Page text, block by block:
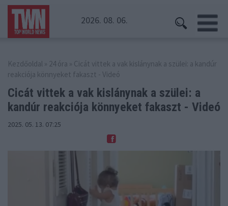
2026. 08. 06.
Kezdőoldal » 24 óra » Cicát vittek a vak kislánynak a szülei: a kandúr
reakciója könnyeket fakaszt - Videó
Cicát vittek a vak kislánynak a szülei: a
kandúr reakciója könnyeket fakaszt - Videó
2025. 05. 13. 07:25